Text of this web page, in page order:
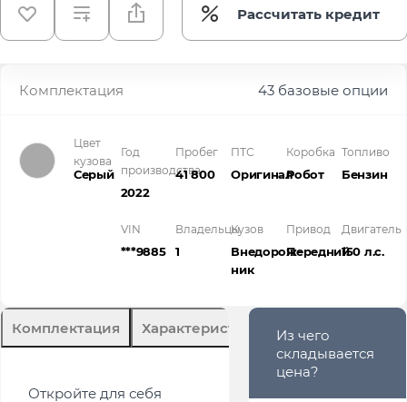
Рассчитать кредит
Комплектация 43 базовые опции
Цвет
кузова
Серый
Год
производства
2022
Пробег
41 800
ПТС
Оригинал
Коробка
Робот
Топливо
Бензин
VIN
***9885
Владельцы
1
Кузов
Внедорож­
ник
Привод
Передний
Двигатель
150 л.с.
Комплектация Характеристики Описание
Откройте для себя
Из чего
складывается
цена?